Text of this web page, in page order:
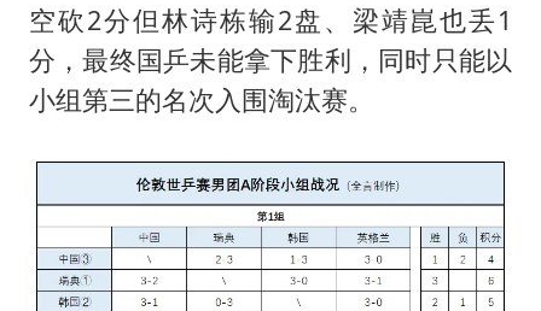
空砍2分但林诗栋输2盘、 梁靖崑也丢1
分，最终国乒未能拿下胜利，同时只能以
小组第三的名次入围淘汰赛。